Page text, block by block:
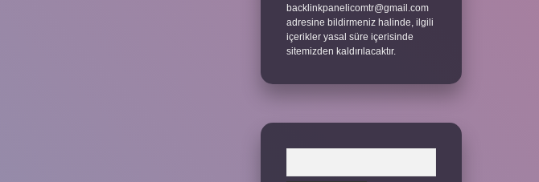
backlinkpanelicomtr@gmail.com
adresine bildirmeniz halinde, ilgili
içerikler yasal süre içerisinde
sitemizden kaldırılacaktır.